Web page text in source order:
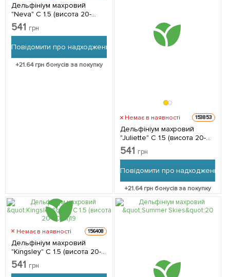
Дельфініум махровий
"Neva" C 1.5 (висота 20-
30см) 1 саджанець в
упаковці
541 грн
Повідомити про надходження
+21.64грн бонусів за покупку
Немає в наявності 153853
Дельфініум махровий
"Juliette" C 1.5 (висота 20-
30см) 1 саджанець в
упаковці
541 грн
Повідомити про надходження
+21.64грн бонусів за покупку
Немає в наявності 156408
Дельфініум махровий
"Kingsley" C 1.5 (висота 20-
30см) 1 саджанець в
упаковці
541 грн